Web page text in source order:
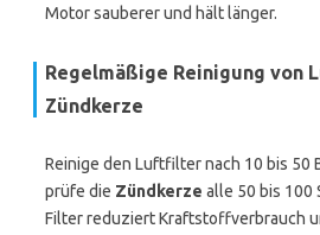
Motor sauberer und hält länger.
Regelmäßige Reinigung von
Zündkerze
Reinige den Luftfilter nach 10 bis 50
prüfe die Zündkerze alle 50 bis 100
Filter reduziert Kraftstoffverbrauch